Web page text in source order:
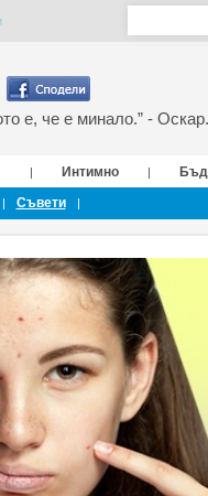
е, че е минало.” -
| Интимно |
| Съвети |